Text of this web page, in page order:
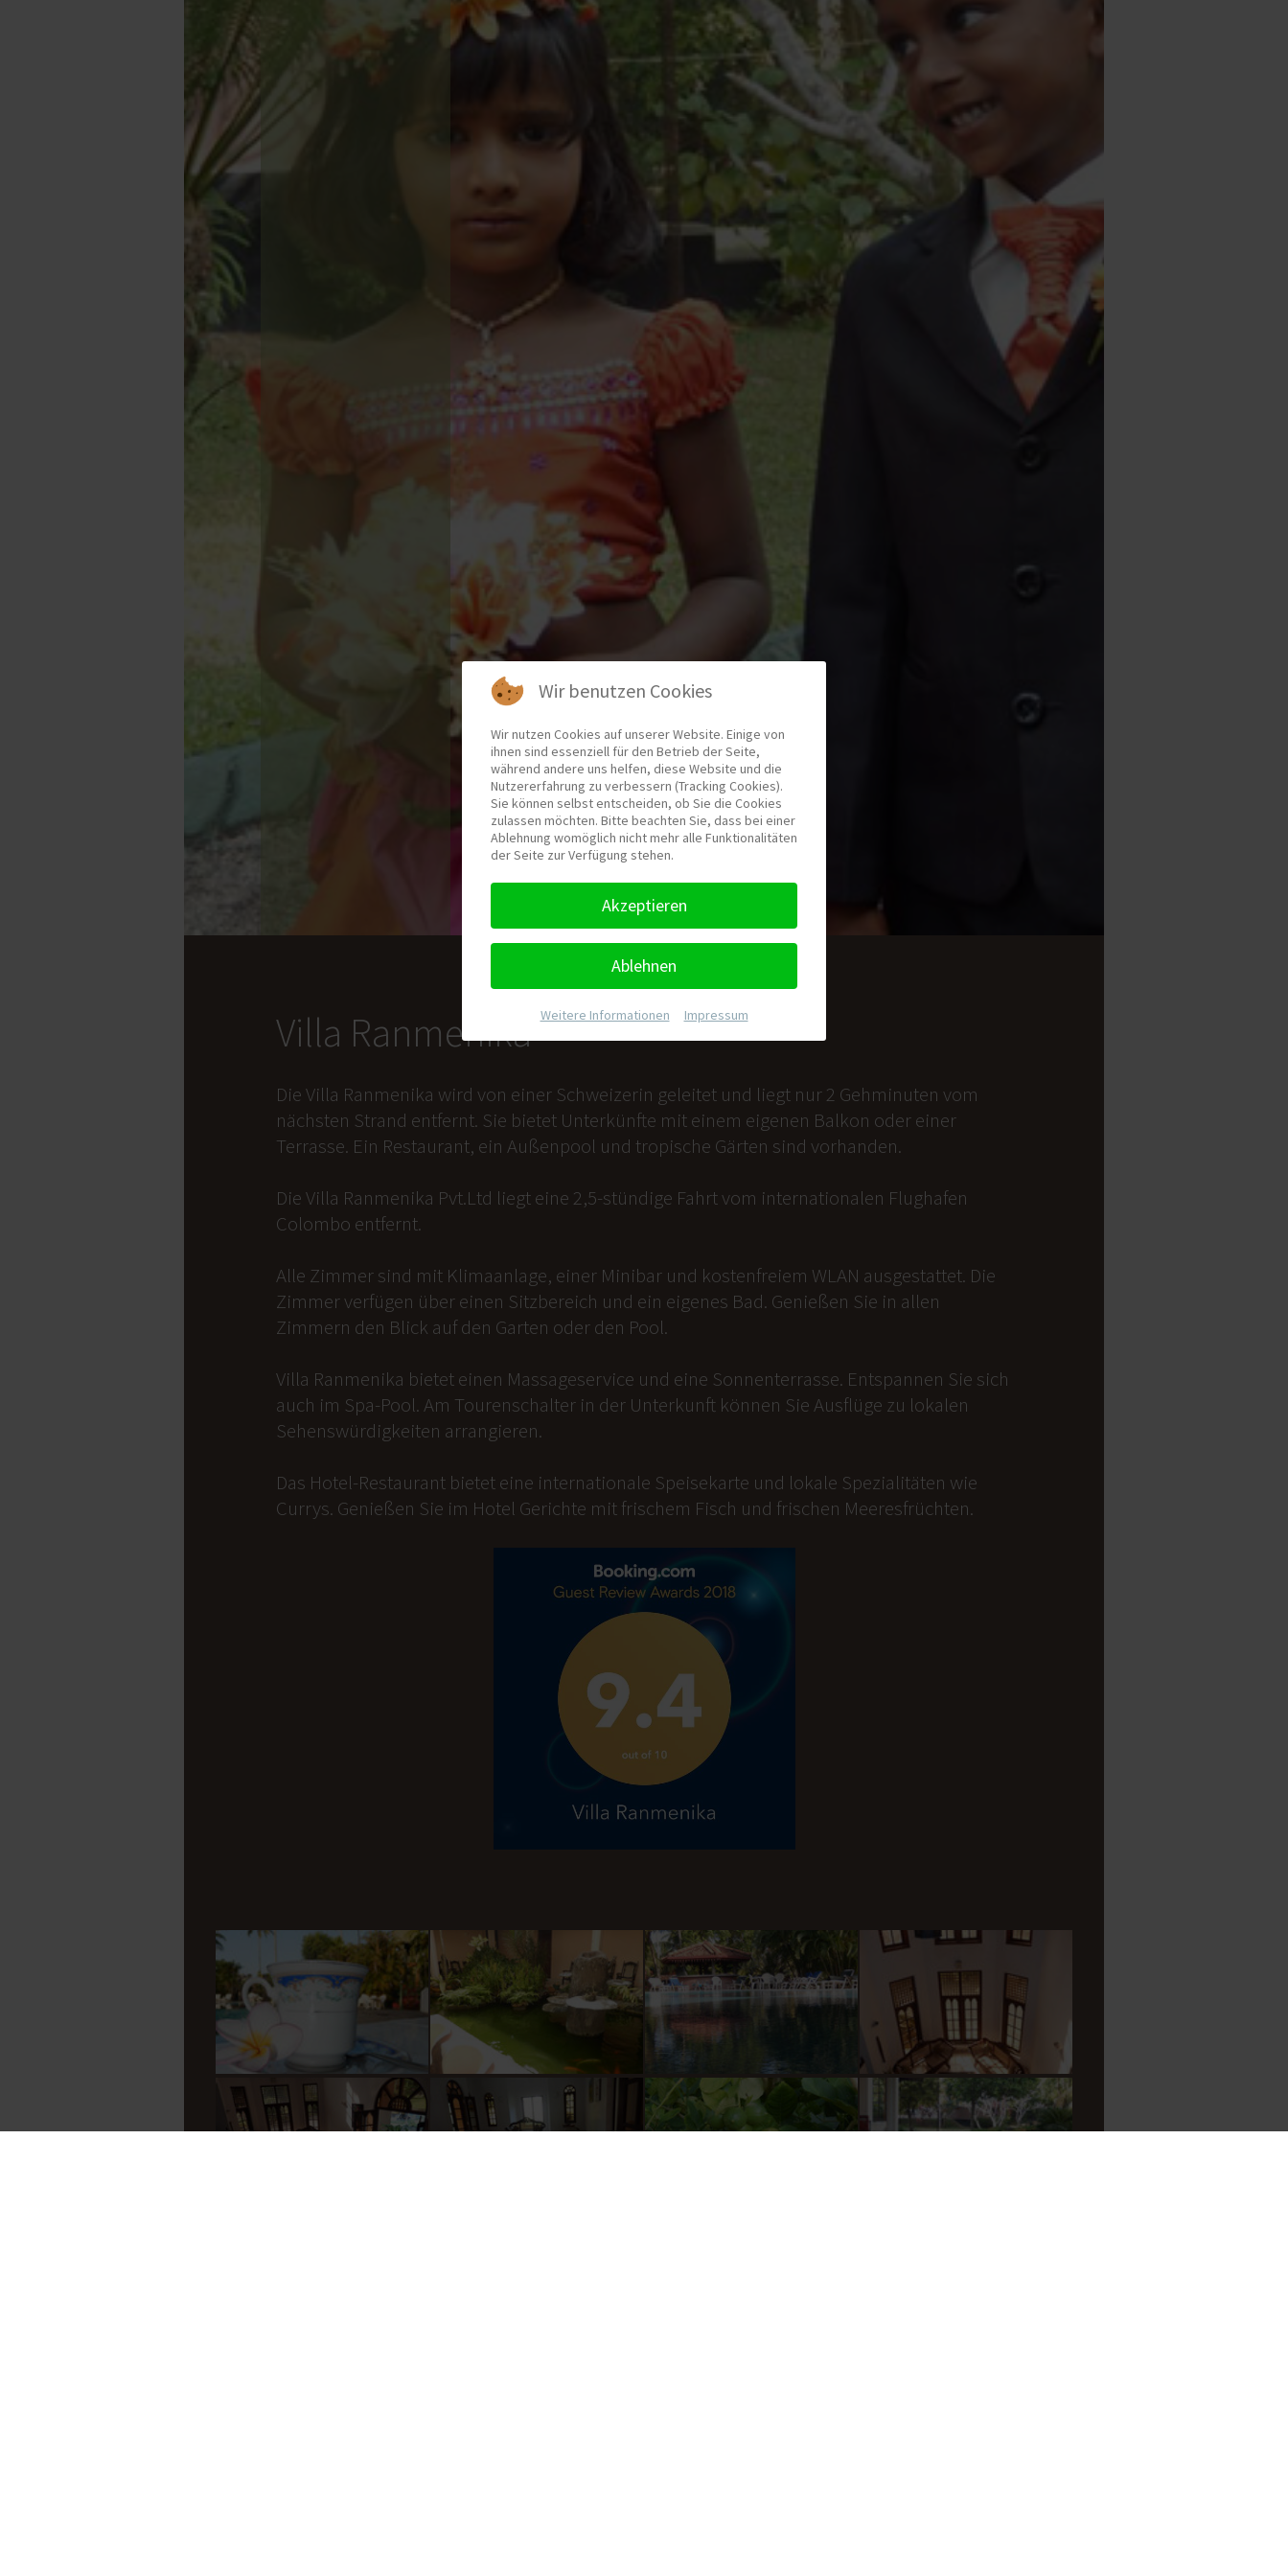
Villa Ranmenika
Die Villa Ranmenika wird von einer Schweizerin geleitet und liegt nur 2 Gehminuten vom
nächsten Strand entfernt. Sie bietet Unterkünfte mit einem eigenen Balkon oder einer
Terrasse. Ein Restaurant, ein Außenpool und tropische Gärten sind vorhanden.
Die Villa Ranmenika Pvt.Ltd liegt eine 2,5-stündige Fahrt vom internationalen Flughafen
Colombo entfernt.
Alle Zimmer sind mit Klimaanlage, einer Minibar und kostenfreiem WLAN ausgestattet. Die
Zimmer verfügen über einen Sitzbereich und ein eigenes Bad. Genießen Sie in allen
Zimmern den Blick auf den Garten oder den Pool.
Villa Ranmenika bietet einen Massageservice und eine Sonnenterrasse. Entspannen Sie sich
auch im Spa-Pool. Am Tourenschalter in der Unterkunft können Sie Ausflüge zu lokalen
Sehenswürdigkeiten arrangieren.
Das Hotel-Restaurant bietet eine internationale Speisekarte und lokale Spezialitäten wie
Currys. Genießen Sie im Hotel Gerichte mit frischem Fisch und frischen Meeresfrüchten.
Wir benutzen Cookies
Wir nutzen Cookies auf unserer Website. Einige von
ihnen sind essenziell für den Betrieb der Seite,
während andere uns helfen, diese Website und die
Nutzererfahrung zu verbessern (Tracking Cookies).
Sie können selbst entscheiden, ob Sie die Cookies
zulassen möchten. Bitte beachten Sie, dass bei einer
Ablehnung womöglich nicht mehr alle Funktionalitäten
der Seite zur Verfügung stehen.
Akzeptieren
Ablehnen
Weitere Informationen Impressum